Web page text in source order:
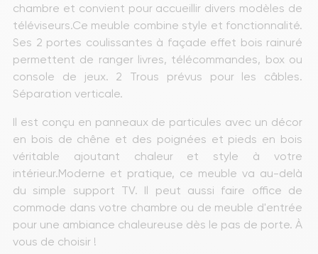
chambre et convient pour accueillir divers modèles de
téléviseurs.Ce meuble combine style et fonctionnalité.
Ses 2 portes coulissantes à façade effet bois rainuré
permettent de ranger livres, télécommandes, box ou
console de jeux. 2 Trous prévus pour les câbles.
Séparation verticale.
Il est conçu en panneaux de particules avec un décor
en bois de chêne et des poignées et pieds en bois
véritable ajoutant chaleur et style à votre
intérieur.Moderne et pratique, ce meuble va au-delà
du simple support TV. Il peut aussi faire office de
commode dans votre chambre ou de meuble d'entrée
pour une ambiance chaleureuse dès le pas de porte. À
vous de choisir !